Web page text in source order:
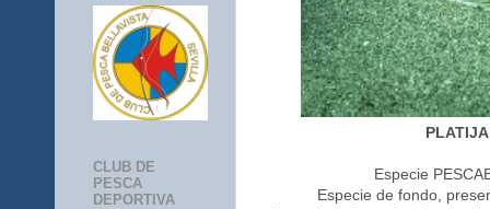
Especie
Especie de fondo,
CLUB DE
PESCA
DEPORTIVA